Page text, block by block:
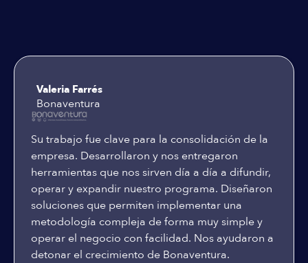
Valeria Farrés
Bonaventura
Su trabajo fue clave para la consolidación de la
empresa. Desarrollaron y nos entregaron
herramientas que nos sirven día a día a difundir,
operar y expandir nuestro programa. Diseñaron
soluciones que permiten implementar una
metodología compleja de forma muy simple y
operar el negocio con facilidad. Nos ayudaron a
detonar el crecimiento de Bonaventura.